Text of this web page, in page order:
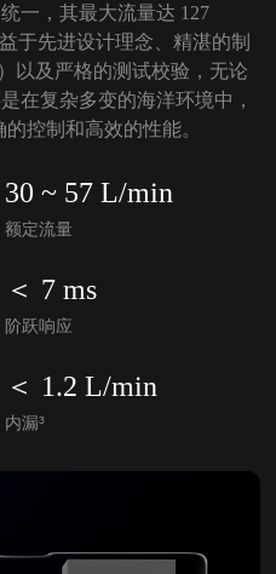
一，其最大流量达 127
于先进设计理念、精湛的制
以及严格的测试校验，无论
在复杂多变的海洋环境中，
控制和高效的性能。
30 ~ 57 L/min
额定流量
＜ 7 ms
阶跃响应
＜ 1.2 L/min
内漏³